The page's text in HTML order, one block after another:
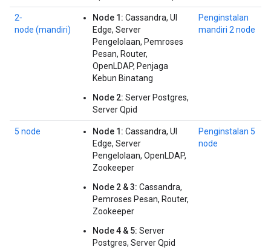
2‐
node (mandiri)
Node 1: Cassandra, UI
Edge, Server
Pengelolaan, Pemroses
Pesan, Router,
OpenLDAP, Penjaga
Kebun Binatang
Node 2: Server Postgres,
Server Qpid
Penginstalan
mandiri 2 node
5 node Node 1: Cassandra, UI
Edge, Server
Pengelolaan, OpenLDAP,
Zookeeper
Node 2 & 3: Cassandra,
Pemroses Pesan, Router,
Zookeeper
Node 4 & 5: Server
Postgres, Server Qpid
Penginstalan 5
node